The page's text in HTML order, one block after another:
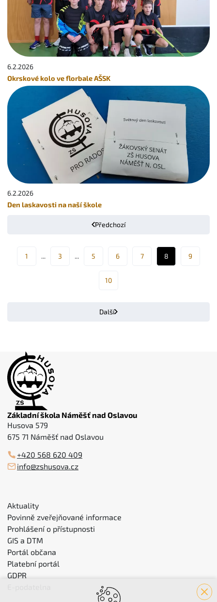
6.2.2026
Okrskové kolo ve florbale AŠSK
6.2.2026
Den laskavosti na naší škole
Předchozí
1 3 5 6 7 8 9
10
Další
Základní škola Náměšť nad Oslavou
Husova 579
675 71 Náměšť nad Oslavou
+420 568 620 409
info@zshusova.cz
Aktuality
Povinně zveřejňované informace
Prohlášení o přístupnosti
GIS a DTM
Portál občana
Platební portál
GDPR